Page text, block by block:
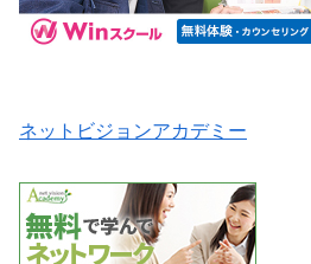
ネットビジョンアカデミー